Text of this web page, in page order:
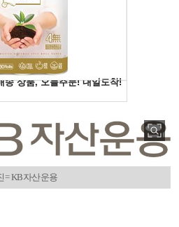
= KB자산운용